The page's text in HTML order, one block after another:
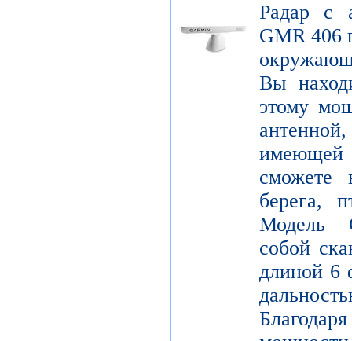
Радар с
GMR 406
Вы
этому
сможете
берега,
Модель
собой
длиной 6